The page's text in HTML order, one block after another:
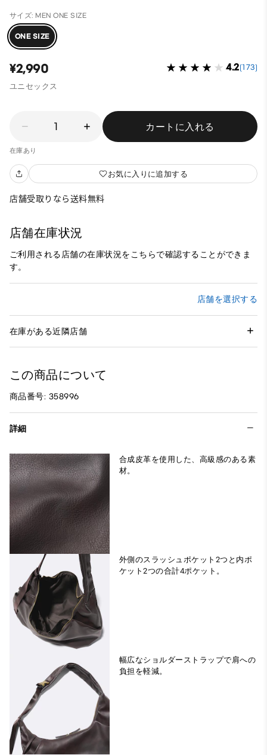
サイズ: MEN ONE SIZE
ONE SIZE
¥2,990 4.2(173)
ユニセックス
1 カートに入れる
在庫あり
お気に入りに追加する
店舗受取りなら送料無料
店舗在庫状況
ご利用される店舗の在庫状況をこちらで確認することができま
す。
店舗を選択する
在庫がある近隣店舗
この商品について
商品番号: 358996
詳細
合成皮革を使用した、高級感のある素
材。
外側のスラッシュポケット2つと内ポ
ケット2つの合計4ポケット。
幅広なショルダーストラップで肩への
負担を軽減。